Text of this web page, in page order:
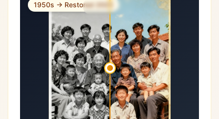
1950s → Restored 2025